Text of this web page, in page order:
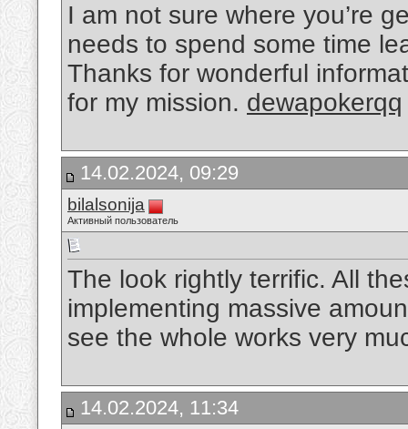
I am not sure where you’re
needs to spend some time
Thanks for wonderful
for my mission. dewapokerqq
14.02.2024, 09:29
bilalsonija
Активный пользователь
The look rightly terrific. All
implementing massive
see the whole works very
14.02.2024, 11:34